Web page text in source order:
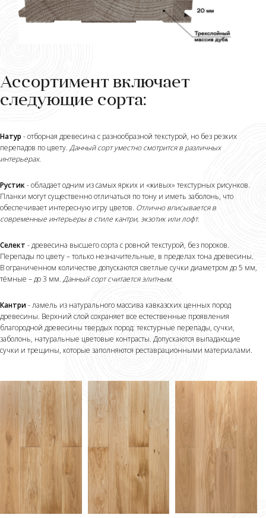
Ассортимент включает
следующие сорта:
Натур - отборная древесина с разнообразной текстурой, но без резких
перепадов по цвету. Данный сорт уместно смотрится в различных
интерьерах.
Рустик- обладает одним из самых ярких и «живых» текстурных рисунков.
Планки могут существенно отличаться по тону и иметь заболонь, что
обеспечивает интересную игру цветов. Отлично вписывается в
современные интерьеры в стиле кантри, экзотик или лофт.
Селект - древесина высшего сорта с ровной текстурой, без пороков.
Перепады по цвету – только незначительные, в пределах тона древесины.
В ограниченном количестве допускаются светлые сучки диаметром до 5 мм,
тёмные – до 3 мм. Данный сорт считается элитным.
Кантри- ламель из натурального массива кавказских ценных пород
древесины. Верхний слой сохраняет все естественные проявления
благородной древесины твердых пород: текстурные перепады, сучки,
заболонь, натуральные цветовые контрасты. Допускаются выпадающие
сучки и трещины, которые заполняются реставрационными материалами.